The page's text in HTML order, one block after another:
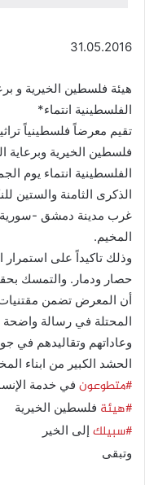
31.05.2016
هيئة فلسطين الخيرية و
الفلسطينية انتماء*
تقيم معرضاً فلسطينياً
فلسطين الخيرية وبرعاية
الذكرى الثامنة والستين
غرب مدينة دمشق -سورية
المخيم.
وذلك تاكيداً على
حصار ودمار. والتمسك
أن المعرض تضمن
المحتلة في رسالة واضحة
وعاداتهم وتقاليدهم في
الحشد الكبير من ابناء
‫#‏متطوعون‬ في خدمة
‫#‏هيئة‬ فلسطين الخيرية
‫#‏سبيلك‬ إلى الخير
وتبقى